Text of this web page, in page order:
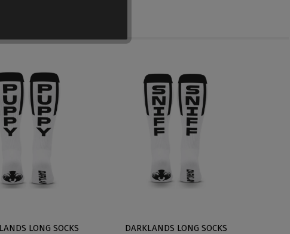
LONG SOCKS
DARKLANDS LONG SOCKS